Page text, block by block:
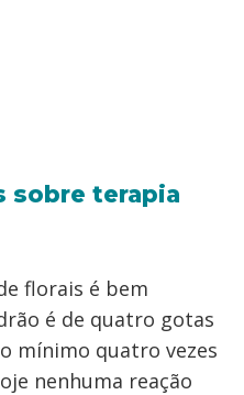
sobre terapia
florais é bem
é de quatro gotas
mínimo quatro vezes
nenhuma reação